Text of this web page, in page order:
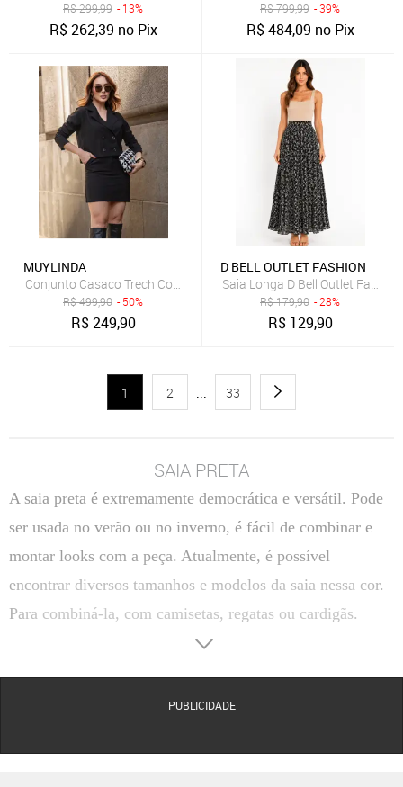
R$299,99 - 13%
R$262,39 no Pix
R$799,99 - 39%
R$484,09 no Pix
MUYLINDA
Conjunto Casaco Trech Coat e Saia Muy Linda Preto
R$499,90 - 50%
R$249,90
D BELL OUTLET FASHION
Saia Longa D Bell Outlet
R$179,90 - 28%
R$ 129,90
1 2 ... 33
SAIA PRETA
A saia preta é extremamente democrática e versátil. Pode
ser usada no verão ou no inverno, é fácil de combinar e
montar looks com a peça. Atualmente, é possível
encontrar diversos tamanhos e modelos da saia nessa cor.
Para combiná-la, com camisetas, regatas ou cardigãs.
PUBLICIDADE